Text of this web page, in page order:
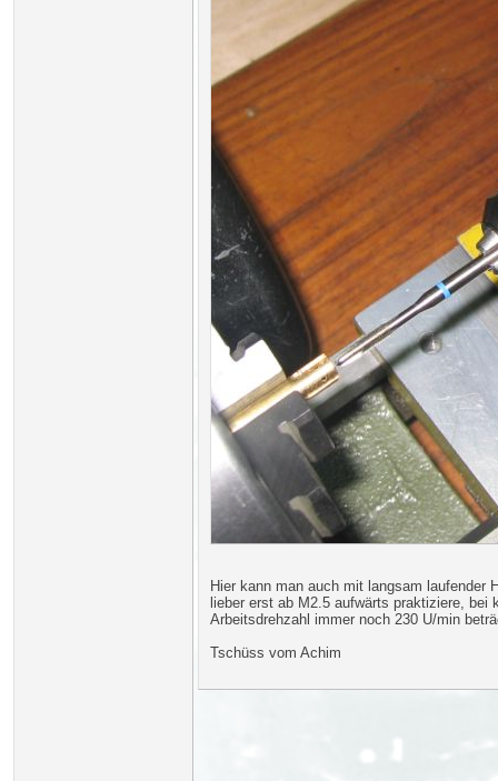
Hier kann man auch mit langsam laufender
lieber erst ab M2.5 aufwärts praktiziere,
Arbeitsdrehzahl immer noch 230 U/min
Tschüss vom Achim